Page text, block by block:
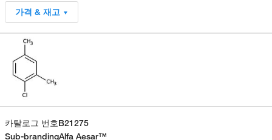
가격 & 재고
카탈로그 번호B21275
Sub-brandingAlfa Aesar™